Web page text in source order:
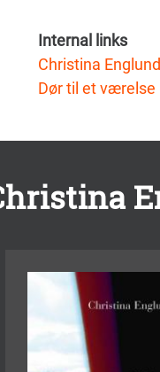
Internal links
Christina Englund
Dør til et værelse